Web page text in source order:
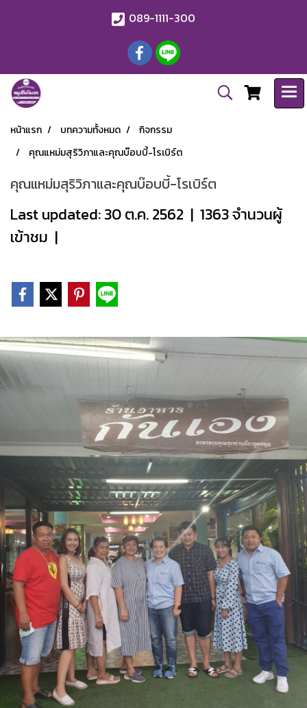
089-1111-300
หน้าแรก บทความทั้งหมด
กิจกรรม
คุณแหม่มสุริวิภาและคุณบ๊อบบี้-โรเบิร์ต
คุณแหม่มสุริวิภาและคุณบ๊อบบี้-โรเบิร์ต
Last updated: 30 ต.ค. 2562 | 1363 จำนวนผู้
เข้าชม |